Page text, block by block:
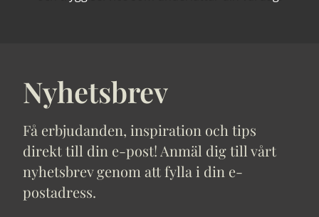
Nyhetsbrev
Få erbjudanden, inspiration och tips
direkt till din e-post! Anmäl dig till vårt
nyhetsbrev genom att fylla i din e-
postadress.